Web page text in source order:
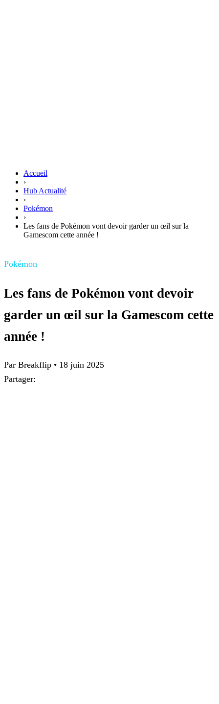
Accueil
›
Hub Actualité
›
Pokémon
›
Les fans de Pokémon vont devoir garder un œil sur la
Gamescom cette année !
Pokémon
Les fans de Pokémon vont devoir
garder un œil sur la Gamescom cette
année !
Par Breakflip • 18 juin 2025
Partager: